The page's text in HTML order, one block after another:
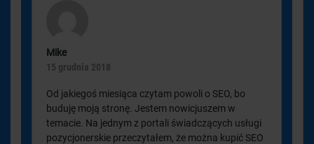
Mike
15 grudnia 2018
Od jakiegoś miesiąca czytam powoli o SEO, bo
buduję moją stronę. Jestem nowicjuszem w
temacie. Na jednym z portali świadczących usługi
pozycjonerskie przeczytałem, że można kupić SEO